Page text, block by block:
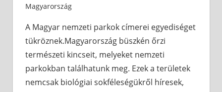
Magyarország
A Magyar nemzeti parkok címerei egyediséget
tükröznek.Magyarország büszkén őrzi
természeti kincseit, melyeket nemzeti
parkokban találhatunk meg. Ezek a területek
nemcsak biológiai sokféleségükről híresek,